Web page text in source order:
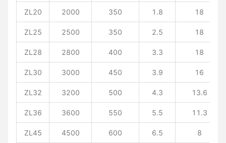
ZL20 2000 350 1.8 18
ZL25 2500 350 2.5 18
ZL28 2800 400 3.3 18
ZL30 3000 450 3.9 16
ZL32 3200 500 4.3 13.6
ZL36 3600 550 5.5 11.3
ZL45 4500 600 6.5 8